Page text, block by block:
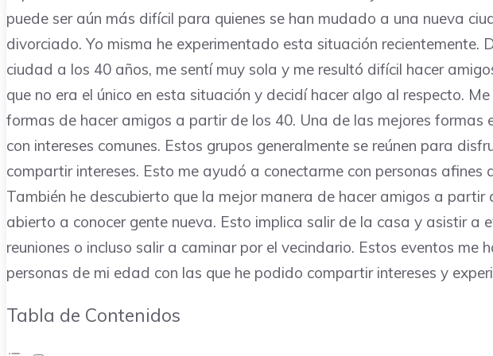
puede ser aún más difícil para quienes se han mudado a una nueva
divorciado. Yo misma he experimentado esta situación recientemente.
ciudad a los 40 años, me sentí muy sola y me resultó difícil hacer
que no era el único en esta situación y decidí hacer algo al respecto.
formas de hacer amigos a partir de los 40. Una de las mejores formas
con intereses comunes. Estos grupos generalmente se reúnen para
compartir intereses. Esto me ayudó a conectarme con personas afines
También he descubierto que la mejor manera de hacer amigos a partir
abierto a conocer gente nueva. Esto implica salir de la casa y asistir a
reuniones o incluso salir a caminar por el vecindario. Estos eventos me
personas de mi edad con las que he podido compartir intereses y
Tabla de Contenidos